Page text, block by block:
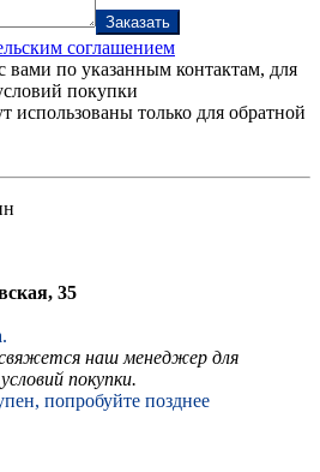
Заказать
соглашением
по указанным контактам, для
покупки
использованы только для обратной
35
наш менеджер для
покупки.
попробуйте позднее